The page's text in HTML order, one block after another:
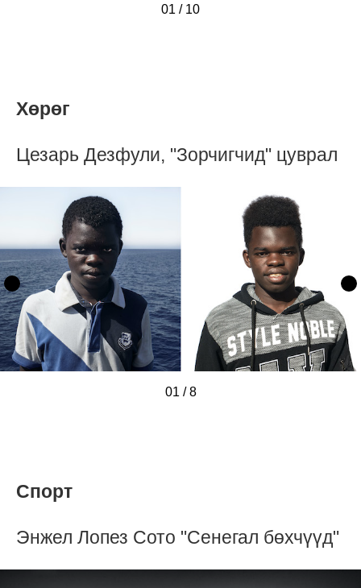
01 / 10
/////////
Хөрөг
Цезарь Дезфули, "Зорчигчид" цуврал
01 / 8
///////
Спорт
Энжел Лопез Сото "Сенегал бөхчүүд"